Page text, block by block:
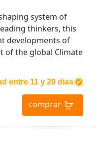
entre 11 y 20 dias
comprar
system of
thinkers, this
developments of
of the global Climate